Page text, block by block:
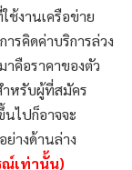
ช้งานเครือข่าย
รคิดค่าบริการล่วง
คือราคาของตัว
ำหรับผู้ที่สมัคร
ไปก็อาจจะ
ย่างด้านล่าง
ณ์เท่านั้น)